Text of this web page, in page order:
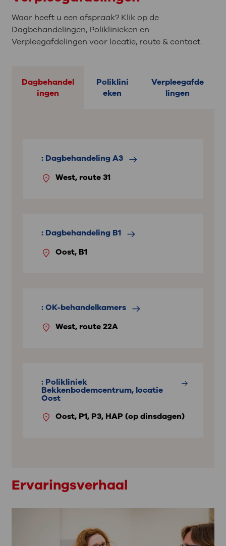
Waar heeft u een afspraak? Klik op de
Dagbehandelingen, Poliklinieken en
Verpleegafdelingen voor locatie, route & contact.
Dagbehandel
ingen
Poliklini
eken
Verpleegafde
lingen
: Dagbehandeling A3
West, route 31
: Dagbehandeling B1
Oost, B1
: OK-behandelkamers
West, route 22A
: Polikliniek
Bekkenbodemcentrum, locatie
Oost
Oost, P1, P3, HAP (op dinsdagen)
Ervaringsverhaal